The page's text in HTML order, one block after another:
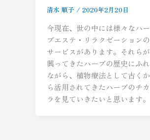
清水 順子 / 2020年2月20日
今現在、世の中には様々なハー
ブエステ・リラクゼーションの
サービスがあります。それらが
興ってきたハーブの歴史にふれ
ながら、植物療法として古くか
ら活用されてきたハーブのチカ
ラを見ていきたいと思います。